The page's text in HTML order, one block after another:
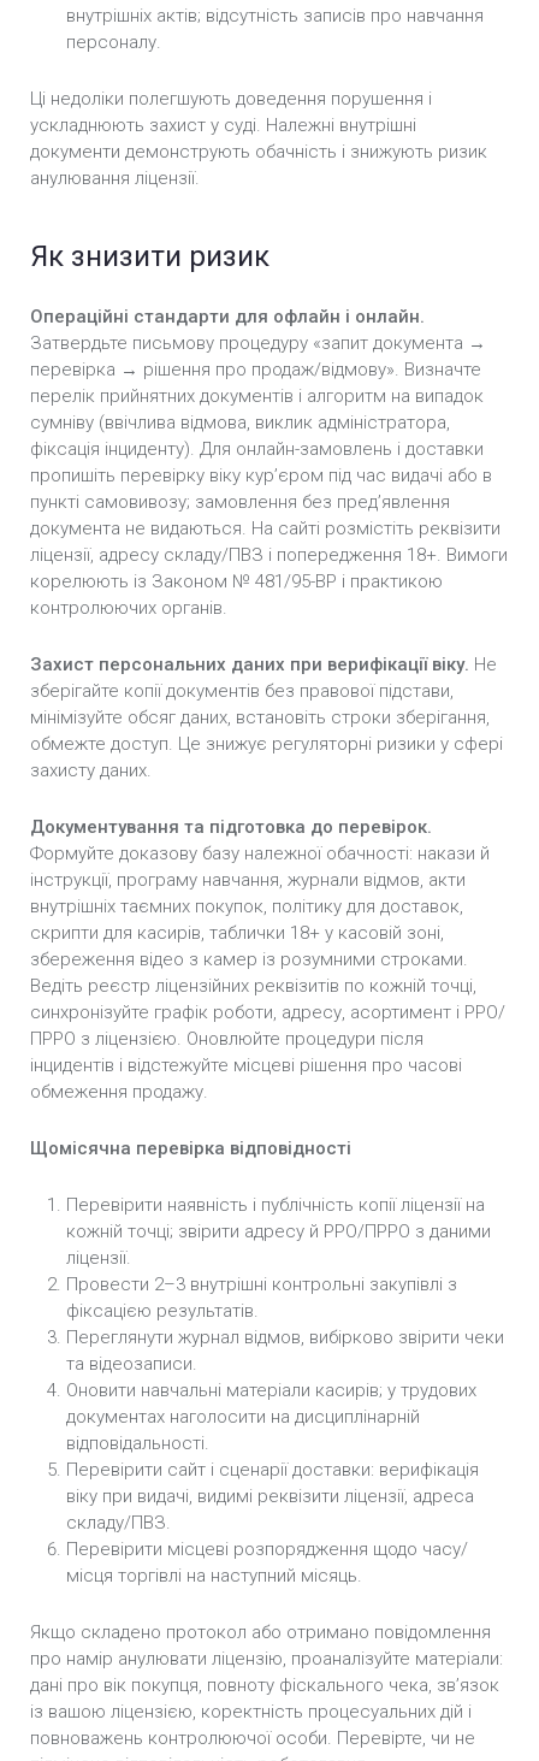
внутрішніх актів; відсутність записів про навчання
персоналу.
Ці недоліки полегшують доведення порушення і
ускладнюють захист у суді. Належні внутрішні
документи демонструють обачність і знижують ризик
анулювання ліцензії.
Як знизити ризик
Операційні стандарти для офлайн і онлайн.
Затвердьте письмову процедуру «запит документа →
перевірка → рішення про продаж/відмову». Визначте
перелік прийнятних документів і алгоритм на випадок
сумніву (ввічлива відмова, виклик адміністратора,
фіксація інциденту). Для онлайн-замовлень і доставки
пропишіть перевірку віку кур’єром під час видачі або в
пункті самовивозу; замовлення без пред’явлення
документа не видаються. На сайті розмістіть реквізити
ліцензії, адресу складу/ПВЗ і попередження 18+. Вимоги
корелюють із Законом № 481/95-ВР і практикою
контролюючих органів.
Захист персональних даних при верифікації віку. Не
зберігайте копії документів без правової підстави,
мінімізуйте обсяг даних, встановіть строки зберігання,
обмежте доступ. Це знижує регуляторні ризики у сфері
захисту даних.
Документування та підготовка до перевірок.
Формуйте доказову базу належної обачності: накази й
інструкції, програму навчання, журнали відмов, акти
внутрішніх таємних покупок, політику для доставок,
скрипти для касирів, таблички 18+ у касовій зоні,
збереження відео з камер із розумними строками.
Ведіть реєстр ліцензійних реквізитів по кожній точці,
синхронізуйте графік роботи, адресу, асортимент і РРО/
ПРРО з ліцензією. Оновлюйте процедури після
інцидентів і відстежуйте місцеві рішення про часові
обмеження продажу.
Щомісячна перевірка відповідності
Перевірити наявність і публічність копії ліцензії на
кожній точці; звірити адресу й РРО/ПРРО з даними
ліцензії.
Провести 2–3 внутрішні контрольні закупівлі з
фіксацією результатів.
Переглянути журнал відмов, вибірково звірити чеки
та відеозаписи.
Оновити навчальні матеріали касирів; у трудових
документах наголосити на дисциплінарній
відповідальності.
Перевірити сайт і сценарії доставки: верифікація
віку при видачі, видимі реквізити ліцензії, адреса
складу/ПВЗ.
Перевірити місцеві розпорядження щодо часу/
місця торгівлі на наступний місяць.
Якщо складено протокол або отримано повідомлення
про намір анулювати ліцензію, проаналізуйте матеріали:
дані про вік покупця, повноту фіскального чека, зв’язок
із вашою ліцензією, коректність процесуальних дій і
повноважень контролюючої особи. Перевірте, чи не